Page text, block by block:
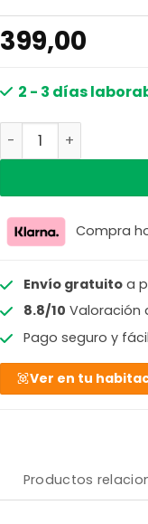
399,00
2 - 3 días
Lámpara de pie
Compra
Envío gratuitoa
8.8/10 Valoración
Pago seguro y fácil
Ver en tu
Productos